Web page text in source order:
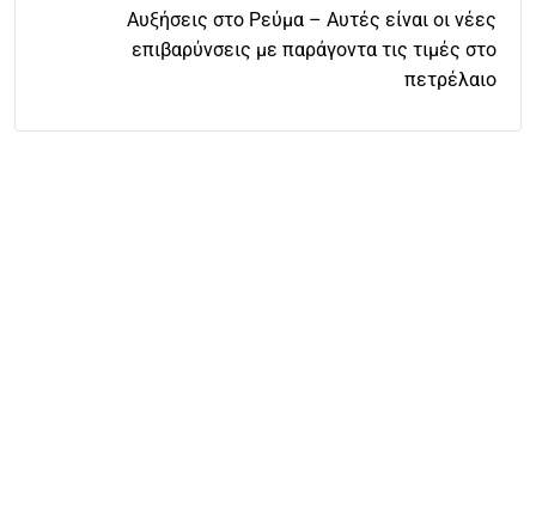
Αυξήσεις στο Ρεύμα – Αυτές είναι οι νέες
επιβαρύνσεις με παράγοντα τις τιμές στο
πετρέλαιο